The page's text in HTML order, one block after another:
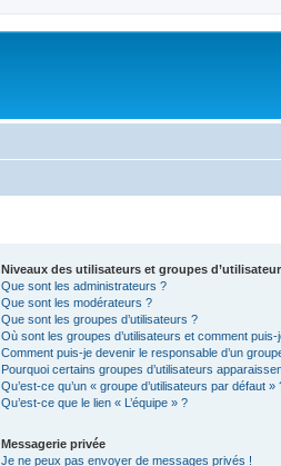
Niveaux des utilisateurs et groupes
Que sont les administrateurs ?
Que sont les modérateurs ?
Que sont les groupes d’utilisateurs ?
Où sont les groupes d’utilisateurs et comment
Comment puis-je devenir le responsable d’un
Pourquoi certains groupes d’utilisateurs
Qu’est-ce qu’un « groupe d’utilisateurs par défaut »
Qu’est-ce que le lien « L’équipe » ?
Messagerie privée
Je ne peux pas envoyer de messages privés !